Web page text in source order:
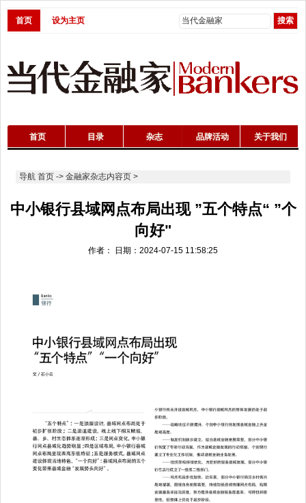
首页 设为主页
首页 目录 杂志 品牌活动 关于我们
导航 首页-> 金融家杂志内容页>
中小银行县域网点布局出现 ”五个特点“ ”个
向好"
作者： 日期：2024-07-15 11:58:25